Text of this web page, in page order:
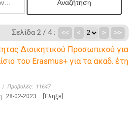
Σελίδα 2 / 4 : << < > >>
Διοικητικού Προσωπικού για
του Erasmus+ για τα ακαδ. έτη
| Προβολές: 11647
28-02-2023 [Έληξε]